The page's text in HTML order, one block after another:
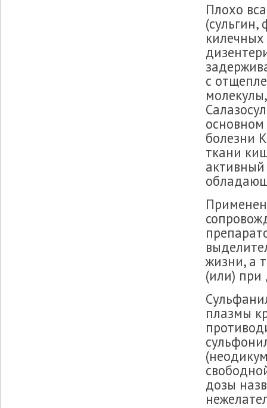
Плохо
с
болезни
ткани
жизни, а
(или)
плазмы
дозы